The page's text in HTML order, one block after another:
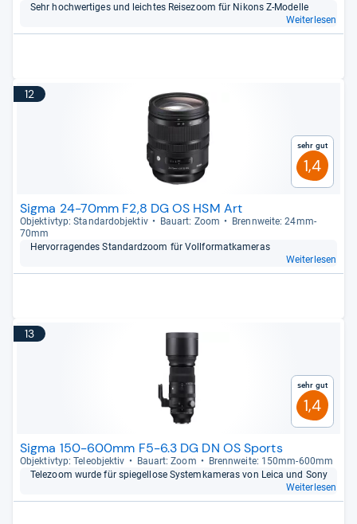
Sehr hoch­wer­ti­ges und leich­tes Rei­se­zoom für Nikons Z-​Modelle
Weiterlesen
12
Sehr gut
1,4
Sigma 24-70mm F2,8 DG OS HSM Art
Objek­tiv­typ: Stan­dar­d­ob­jek­tiv Bau­art: Zoom
Brenn­weite: 24mm-​
70mm
Her­vor­ra­gen­des Stan­dard­zoom für Voll­for­mat­ka­me­ras
Weiterlesen
13
Sehr gut
1,4
Sigma 150-600mm F5-6.3 DG DN OS Sports
Objek­tiv­typ: Tele­ob­jek­tiv Bau­art: Zoom
Brenn­weite: 150mm-​600mm
Tele­zoom wurde für spie­gel­lose Sys­tem­ka­me­ras von Leica und Sony
Weiterlesen